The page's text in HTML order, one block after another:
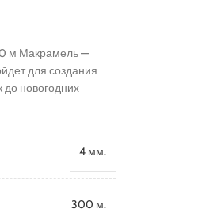
м Макрамель —
для создания
до новогодних
4 мм.
300 м.